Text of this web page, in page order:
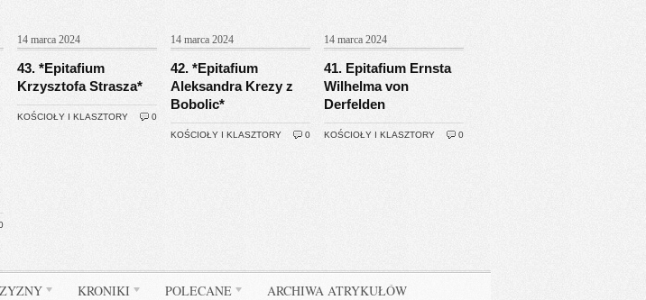
14 marca 2024
43. *Epitafium
Krzysztofa Strasza*
KOŚCIOŁY I KLASZTORY 0
14 marca 2024
42. *Epitafium
Aleksandra Krezy z
Bobolic*
KOŚCIOŁY I KLASZTORY 0
14 marca 2024
41. Epitafium Ernsta
Wilhelma von
Derfelden
KOŚCIOŁY I KLASZTORY 0
KRONIKI POLECANE ARCHIWA ATRYKUŁÓW